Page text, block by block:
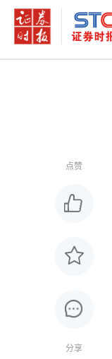
点赞
分享